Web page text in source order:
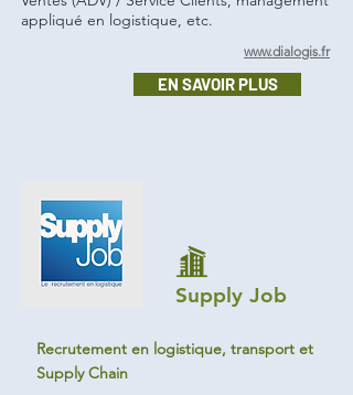
appliqué en logistique, etc.​
www.dialogis.fr
EN SAVOIR PLUS
Supply Job
Recrutement en logistique, transport et
Supply Chain